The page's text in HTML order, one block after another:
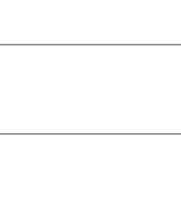
son intérêt horloger et la